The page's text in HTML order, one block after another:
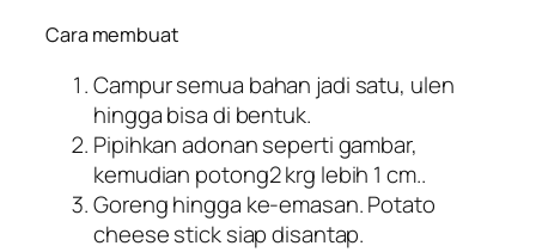
Cara membuat
Campur semua bahan jadi satu, ulen
hingga bisa di bentuk.
Pipihkan adonan seperti gambar,
kemudian potong2 krg lebih 1 cm..
Goreng hingga ke-emasan. Potato
cheese stick siap disantap.